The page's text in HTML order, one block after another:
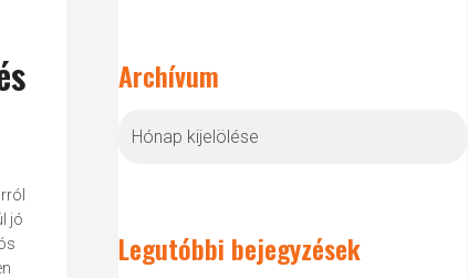
jó
Archívum
Legutóbbi bejegyzések